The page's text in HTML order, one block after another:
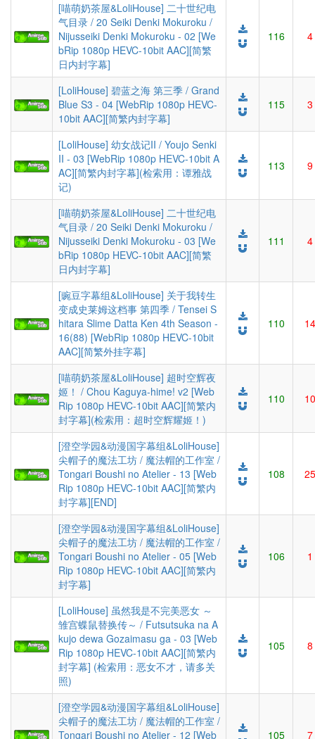
[喵萌奶茶屋&LoliHouse] 二十世纪电
气目录 / 20 Seiki Denki Mokuroku /
Nijusseiki Denki Mokuroku - 02 [We
bRip 1080p HEVC-10bit AAC][简繁
日内封字幕]
116 4
[LoliHouse] 碧蓝之海 第三季 / Grand
Blue S3 - 04 [WebRip 1080p HEVC-
10bit AAC][简繁内封字幕]
115 3
[LoliHouse] 幼女战记II / Youjo Senki
II - 03 [WebRip 1080p HEVC-10bit A
AC][简繁内封字幕](检索用：谭雅战
记)
113 9
[喵萌奶茶屋&LoliHouse] 二十世纪电
气目录 / 20 Seiki Denki Mokuroku /
Nijusseiki Denki Mokuroku - 03 [We
bRip 1080p HEVC-10bit AAC][简繁
日内封字幕]
111 4
[豌豆字幕组&LoliHouse] 关于我转生
变成史莱姆这档事 第四季 / Tensei S
hitara Slime Datta Ken 4th Season -
16(88) [WebRip 1080p HEVC-10bit
AAC][简繁外挂字幕]
110 14
[喵萌奶茶屋&LoliHouse] 超时空辉夜
姬！ / Chou Kaguya-hime! v2 [Web
Rip 1080p HEVC-10bit AAC][简繁内
封字幕](检索用：超时空辉耀姬！)
110 10
[澄空学园&动漫国字幕组&LoliHouse]
尖帽子的魔法工坊 / 魔法帽的工作室 /
Tongari Boushi no Atelier - 13 [Web
Rip 1080p HEVC-10bit AAC][简繁内
封字幕][END]
108 25
[澄空学园&动漫国字幕组&LoliHouse]
尖帽子的魔法工坊 / 魔法帽的工作室 /
Tongari Boushi no Atelier - 05 [Web
Rip 1080p HEVC-10bit AAC][简繁内
封字幕]
106 1
[LoliHouse] 虽然我是不完美恶女 ～
雏宫蝶鼠替换传～ / Futsutsuka na A
kujo dewa Gozaimasu ga - 03 [Web
Rip 1080p HEVC-10bit AAC][简繁内
封字幕] (检索用：恶女不才，请多关
照)
105 8
[澄空学园&动漫国字幕组&LoliHouse]
尖帽子的魔法工坊 / 魔法帽的工作室 /
Tongari Boushi no Atelier - 12 [Web
105 7